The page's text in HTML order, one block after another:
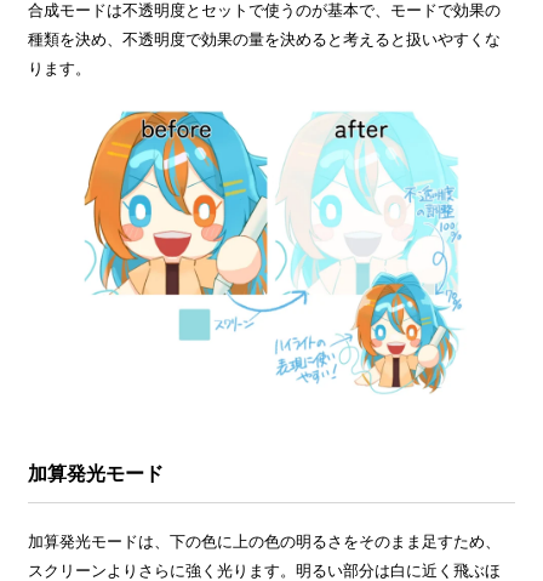
合成モードは不透明度とセットで使うのが基本で、モードで効果の
種類を決め、不透明度で効果の量を決めると考えると扱いやすくな
ります。
加算発光モード
加算発光モードは、下の色に上の色の明るさをそのまま足すため、
スクリーンよりさらに強く光ります。明るい部分は白に近く飛ぶほ